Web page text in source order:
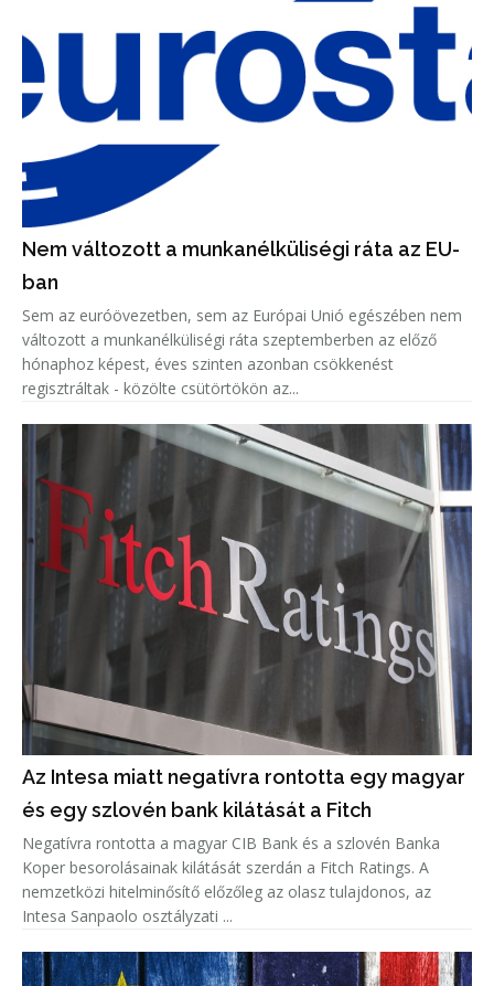
Nem változott a munkanélküliségi ráta az EU-
ban
Sem az euróövezetben, sem az Európai Unió egészében nem
változott a munkanélküliségi ráta szeptemberben az előző
hónaphoz képest, éves szinten azonban csökkenést
regisztráltak - közölte csütörtökön az...
Az Intesa miatt negatívra rontotta egy magyar
és egy szlovén bank kilátását a Fitch
Negatívra rontotta a magyar CIB Bank és a szlovén Banka
Koper besorolásainak kilátását szerdán a Fitch Ratings. A
nemzetközi hitelminősítő előzőleg az olasz tulajdonos, az
Intesa Sanpaolo osztályzati ...